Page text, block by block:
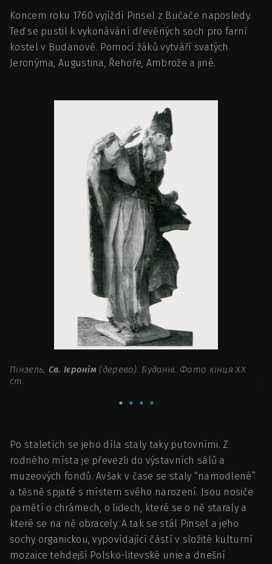
Koncem roku 1760 vyjíždí Pinsel z Bučače naposledy.
Teď se pustil k vykonávání dřevěných soch pro farní
kostel v Budanově. Pomocí žáků vytváří svatých
Jeronýma, Augustina, Řehoře, Ambrože a jiné.
Пінзель, Св. Ієронім (дерево). Буданів. Фото кінця ХХ
ст.
Po staletích se jeho díla staly taky putovními. Z
rodného místa je převezli do výstavních sálů a
muzeových fondů. Avšak v čase se staly “namodlené”
a těsně spjaté s místem svého narození. Jsou nosiče
pamětí o chrámech, o lidech, které se o ně staraly a
které se na ně obracely. A tak se stál Pinsel a jeho
sochy organickou, vypovídající částí v složité kulturní
mozaice tehdejší Polsko-litevské unie a dnešní